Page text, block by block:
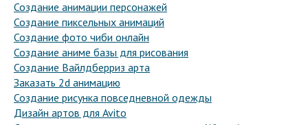
Создание анимации персонажей
Создание пиксельных анимаций
Создание фото чиби онлайн
Создание аниме базы для рисования
Создание Вайлдберриз арта
Заказать 2d анимацию
Создание рисунка повседневной одежды
Дизайн артов для Avito